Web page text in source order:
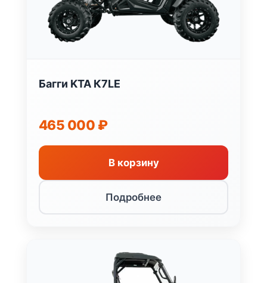
Багги KTA К7LE
465 000 ₽
В корзину
Подробнее